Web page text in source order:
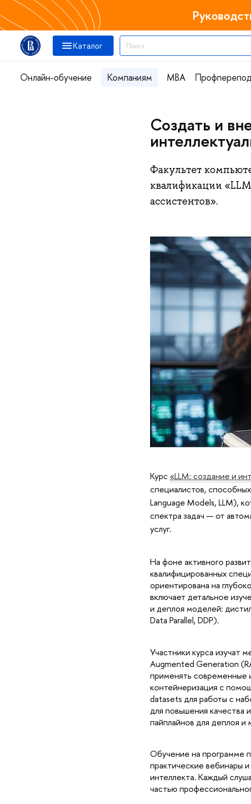
Каталог
Онлайн-обучение Компаниям MBA
Создать и
Факультет
квалификации
ассистентов».
Курс «LLM: создание и
специалистов,
Language Models, LLM),
спектра задач — от
услуг.
На фоне активного
квалифицированных
ориентирована на
включает детальное
и деплоя моделей:
Data Parallel, DDP).
Участники курса изучат
Augmented Generation
применять современные
контейнеризация с
datasets для работы с
для повышения
пайплайнов для деплоя
Обучение на программе
практические вебинары
интеллекта. Каждый
частью